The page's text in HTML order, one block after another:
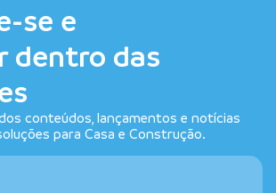
se e
dentro das
conteúdos, lançamentos e notícias
para Casa e Construção.